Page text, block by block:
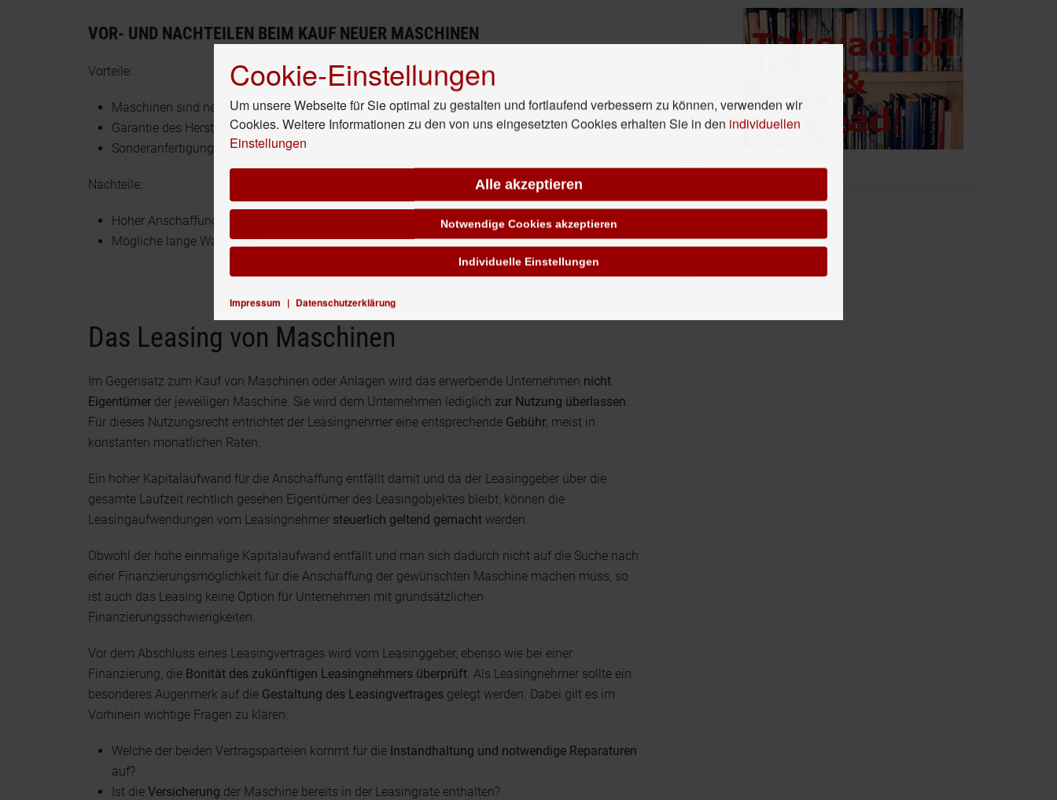
VOR- UND NACHTEILEN BEIM KAUF NEUER MASCHINEN
Vorteile:
Maschinen sind neuwertig
Garantie des Herstellers
Sonderanfertigungen können direkt beim Hersteller in Auftrag gegeben werden
Nachteile:
Hoher Anschaffungspreis
Mögliche lange Wartezeiten
Das Leasing von Maschinen
Im Gegensatz zum Kauf von Maschinen oder Anlagen wird das erwerbende Unternehmen nicht
Eigentümer der jeweiligen Maschine. Sie wird dem Unternehmen lediglich zur Nutzung überlassen.
Für dieses Nutzungsrecht entrichtet der Leasingnehmer eine entsprechende Gebühr, meist in
konstanten monatlichen Raten.
Ein hoher Kapitalaufwand für die Anschaffung entfällt damit und da der Leasinggeber über die
gesamte Laufzeit rechtlich gesehen Eigentümer des Leasingobjektes bleibt, können die
Leasingaufwendungen vom Leasingnehmer steuerlich geltend gemacht werden.
Obwohl der hohe einmalige Kapitalaufwand entfällt und man sich dadurch nicht auf die Suche nach
einer Finanzierungsmöglichkeit für die Anschaffung der gewünschten Maschine machen muss, so
ist auch das Leasing keine Option für Unternehmen mit grundsätzlichen
Finanzierungsschwierigkeiten.
Vor dem Abschluss eines Leasingvertrages wird vom Leasinggeber, ebenso wie bei einer
Finanzierung, die Bonität des zukünftigen Leasingnehmers überprüft. Als Leasingnehmer sollte ein
besonderes Augenmerk auf die Gestaltung des Leasingvertrages gelegt werden. Dabei gilt es im
Vorhinein wichtige Fragen zu klären:
Welche der beiden Vertragsparteien kommt für die Instandhaltung und notwendige Reparaturen
auf?
Ist die Versicherung der Maschine bereits in der Leasingrate enthalten?
Cookie-Einstellungen
Um unsere Webseite für Sie optimal zu gestalten und fortlaufend verbessern zu können, verwenden wir
Cookies. Weitere Informationen zu den von uns eingesetzten Cookies erhalten Sie in den individuellen
Einstellungen
Alle akzeptieren
Notwendige Cookies akzeptieren
Impressum | Datenschutzerklärung
Individuelle Einstellungen